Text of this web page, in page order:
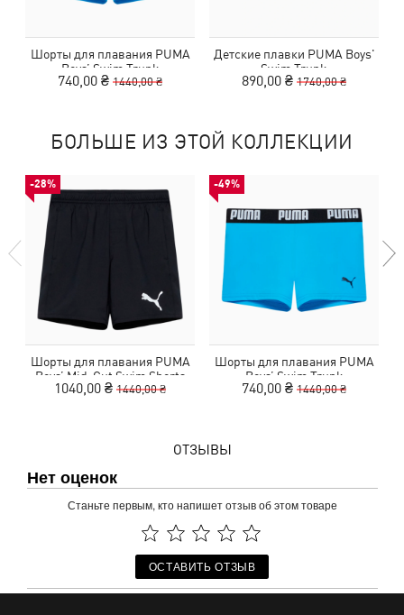
Шорты для плавания PUMA
Boys’‎ Swim Trunk
740,00 ₴ 1440,00 ₴
Детские плавки PUMA Boys'
Swim Trunk
890,00 ₴ 1740,00 ₴
БОЛЬШЕ ИЗ ЭТОЙ КОЛЛЕКЦИИ
-28%
Шорты для плавания PUMA
Boys’‎ Mid-Cut Swim Shorts
1040,00 ₴ 1440,00 ₴
-49%
Шорты для плавания PUMA
Boys’‎ Swim Trunk
740,00 ₴ 1440,00 ₴
ОТЗЫВЫ
Нет оценок
Станьте первым, кто напишет отзыв об этом товаре
ОСТАВИТЬ ОТЗЫВ